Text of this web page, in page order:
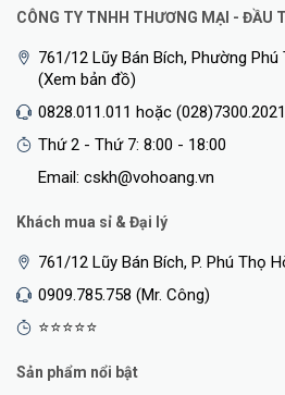
CÔNG TY TNHH THƯƠNG MẠI - ĐẦU
761/12 Lũy Bán Bích, Phường Phú
(Xem bản đồ)
0828.011.011 hoặc (028)7300.2021
Thứ 2 - Thứ 7: 8:00 - 18:00
Email: cskh@vohoang.vn
Khách mua sỉ & Đại lý
761/12 Lũy Bán Bích, P. Phú Thọ
0909.785.758 (Mr. Công)
⭐⭐⭐⭐⭐
Sản phẩm nổi bật